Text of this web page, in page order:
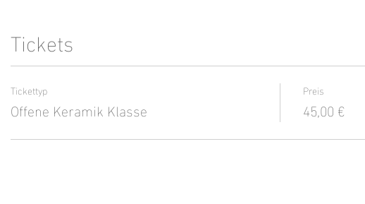
Tickets
Tickettyp
Offene Keramik Klasse
Preis
45,00 €